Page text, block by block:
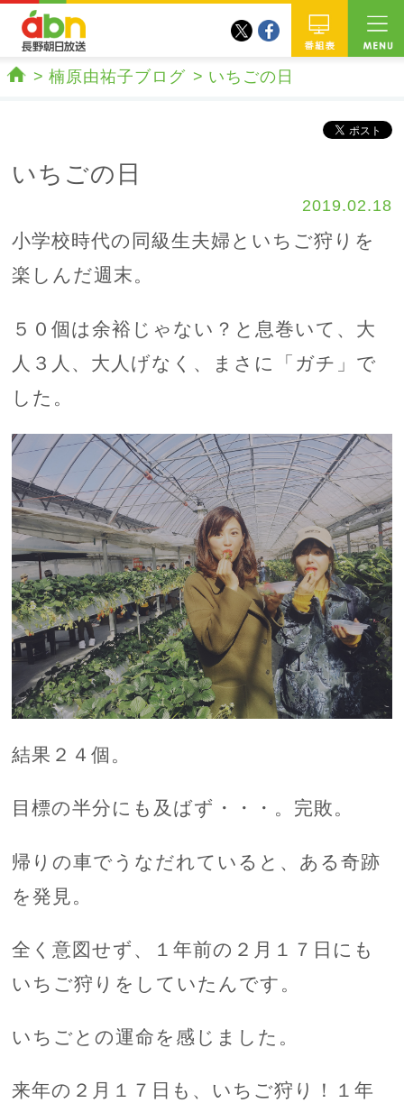
twitterfacebook
楠原由祐子ブログ いちごの日
いちごの日
2019.02.18
小学校時代の同級生夫婦といちご狩りを
楽しんだ週末。
５０個は余裕じゃない？と息巻いて、大
人３人、大人げなく、まさに「ガチ」で
した。
結果２４個。
目標の半分にも及ばず・・・。完敗。
帰りの車でうなだれていると、ある奇跡
を発見。
全く意図せず、１年前の２月１７日にも
いちご狩りをしていたんです。
いちごとの運命を感じました。
来年の２月１７日も、いちご狩り！１年